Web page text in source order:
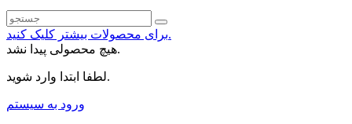
برای محصولات بیشتر کلیک کنید.
هیچ محصولی پیدا نشد.
لطفا ابتدا وارد شوید.
ورود به سیستم